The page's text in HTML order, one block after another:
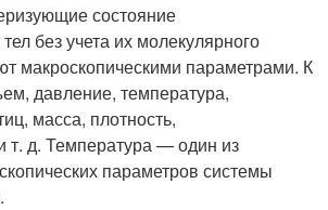
состояние
без учета их молекулярного
макроскопическими параметрами. К
давление, темпе­ратура,
масса, плотность,
т. д. Температура — один из
параметров системы